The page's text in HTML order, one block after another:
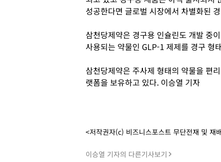
성공한다면 글로벌 시장에서 차별화된
삼천당제약은 경구용 인슐린도 개발 중
사용되는 약물인 GLP-1 제제를 경구 형
삼천당제약은 주사제 형태의 약물을 편
랫폼을 보유하고 있다. 이승열 기자
<저작권자(c) 비즈니스포스트 무단전재 및 재
이승열 기자의 다른기사보기